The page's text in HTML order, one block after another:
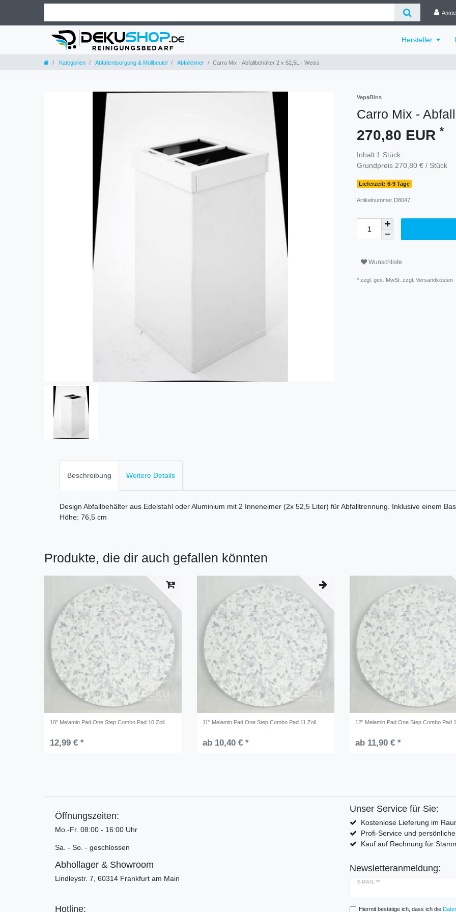
Hersteller
Kategorien Abfallentsorgung & Müllbeutel Abfalleimer Carro Mix - Abfallbehälter 2 x 52,5L - Weiss
VepaBins
Carro Mix -
270,80 EUR *
Inhalt 1 Stück
Grundpreis 270,80 € / Stück
Lieferzeit: 6-9 Tage
Artikelnummer D8047
Wunschliste
* zzgl. ges. MwSt. zzgl. Versandkosten
Beschreibung Weitere Details
Design Abfallbehälter aus Edelstahl oder Aluminium mit 2 Inneneimer (2x 52,5 Liter) für Abfalltrennung. Inklusive einem
Höhe: 76,5 cm
Produkte, die dir auch gefallen könnten
10" Melamin Pad One Step Combo Pad 10 Zoll
12,99 € *
11" Melamin Pad One Step Combo Pad 11 Zoll
ab 10,40 € *
12" Melamin Pad One Step Combo Pad
ab 11,90 € *
Öffnungszeiten:
Mo.-Fr. 08:00 - 16:00 Uhr
Sa. - So. - geschlossen
Abhollager & Showroom
Lindleystr. 7, 60314 Frankfurt am Main
Hotline:
Unser Service für Sie:
Kostenlose Lieferung im
Profi-Service und
Kauf auf Rechnung für
Newsletteranmeldung:
E-MAIL **
Hiermit bestätige ich, dass ich die